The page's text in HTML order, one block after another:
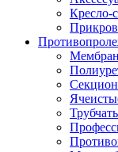
Кресло-